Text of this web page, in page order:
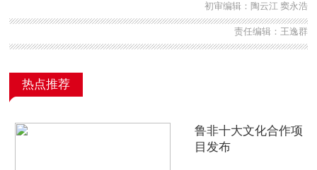
初审编辑：陶云江 窦永浩
责任编辑：王逸群
热点推荐
鲁非十大文化合作项
目发布